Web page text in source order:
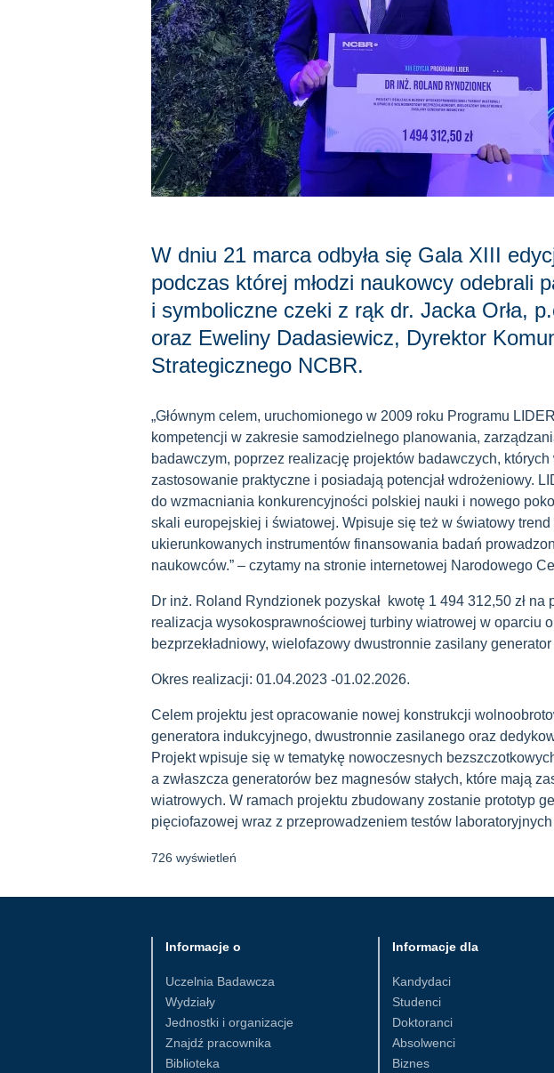
W dniu 21 marca odbyła się Gala XIII
podczas której młodzi naukowcy odebrali
i symboliczne czeki z rąk dr. Jacka Orła,
oraz Eweliny Dadasiewicz, Dyrektor
Strategicznego NCBR.
„Głównym celem, uruchomionego w 2009 roku Programu
kompetencji w zakresie samodzielnego planowania,
badawczym, poprzez realizację projektów badawczych,
zastosowanie praktyczne i posiadają potencjał wdrożeniowy.
do wzmacniania konkurencyjności polskiej nauki i nowego
skali europejskiej i światowej. Wpisuje się też w światowy
ukierunkowanych instrumentów finansowania badań
naukowców.” – czytamy na stronie internetowej Narodowego
Dr inż. Roland Ryndzionek pozyskał kwotę 1 494 312,50 zł na
realizacja wysokosprawnościowej turbiny wiatrowej w oparciu
bezprzekładniowy, wielofazowy dwustronnie zasilany
Okres realizacji: 01.04.2023 -01.02.2026.
Celem projektu jest opracowanie nowej konstrukcji
generatora indukcyjnego, dwustronnie zasilanego oraz
Projekt wpisuje się w tematykę nowoczesnych
a zwłaszcza generatorów bez magnesów stałych, które mają
wiatrowych. W ramach projektu zbudowany zostanie prototyp
pięciofazowej wraz z przeprowadzeniem testów
726 wyświetleń
Informacje o
Uczelnia Badawcza
Wydziały
Jednostki i organizacje
Znajdź pracownika
Biblioteka
Informacje dla
Kandydaci
Studenci
Doktoranci
Absolwenci
Biznes